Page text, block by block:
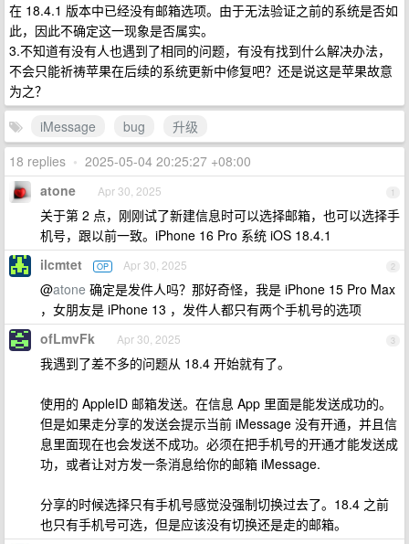
在 18.4.1 版本中已经没有邮箱选项。由于无法验证之前的系统是否如
此，因此不确定这一现象是否属实。
3.不知道有没有人也遇到了相同的问题，有没有找到什么解决办法，
不会只能祈祷苹果在后续的系统更新中修复吧？还是说这是苹果故意
为之？
iMessage
bug
升级
18 replies • 2025-05-04 20:25:27 +08:00
1
atone Apr 30, 2025
关于第 2 点，刚刚试了新建信息时可以选择邮箱，也可以选择手
机号，跟以前一致。iPhone 16 Pro 系统 iOS 18.4.1
2
ilcmtet OP Apr 30, 2025
@atone 确定是发件人吗？那好奇怪，我是 iPhone 15 Pro Max
，女朋友是 iPhone 13 ，发件人都只有两个手机号的选项
3
ofLmvFk Apr 30, 2025
我遇到了差不多的问题从 18.4 开始就有了。
使用的 AppleID 邮箱发送。在信息 App 里面是能发送成功的。
但是如果走分享的发送会提示当前 iMessage 没有开通，并且信
息里面现在也会发送不成功。必须在把手机号的开通才能发送成
功，或者让对方发一条消息给你的邮箱 iMessage.
分享的时候选择只有手机号感觉没强制切换过去了。18.4 之前
也只有手机号可选，但是应该没有切换还是走的邮箱。